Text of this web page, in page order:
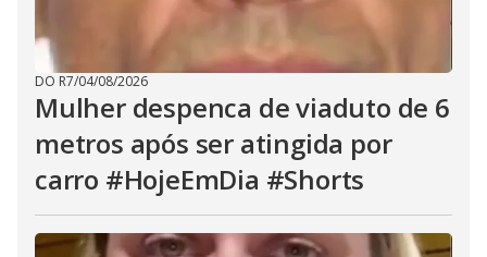
DO R7/04/08/2026
Mulher despenca de viaduto de 6
metros após ser atingida por
carro #HojeEmDia #Shorts